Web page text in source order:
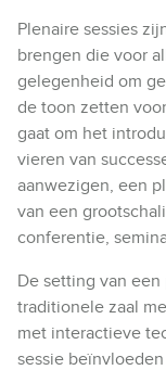
Plenaire sessies
brengen die voor
gelegenheid om
de toon zetten
gaat om het
vieren van
aanwezigen, een
van een
conferentie,
De setting van een
traditionele zaal
met interactieve
sessie